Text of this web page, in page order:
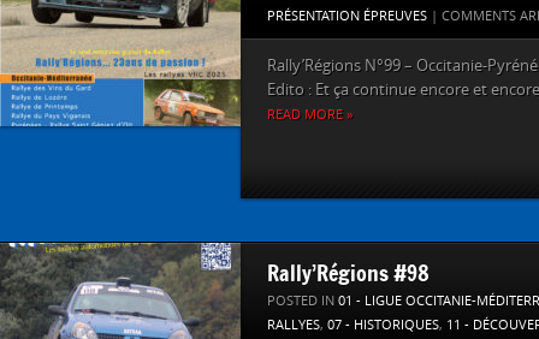
PRÉSENTATION ÉPREUVES | COMMENTS
Rally’Régions N°99 – Occitanie-
Edito : Et ça continue encore et
READ MORE »
Rally’Régions #98
POSTED IN 01 - LIGUE OCCITANIE-
RALLYES, 07 - HISTORIQUES, 11 -